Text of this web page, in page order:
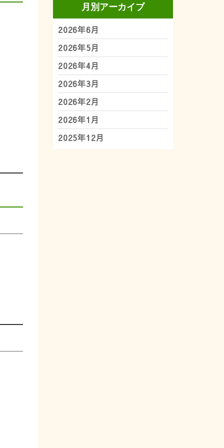
月別アーカイブ
2026年6月
2026年5月
2026年4月
2026年3月
2026年2月
2026年1月
2025年12月